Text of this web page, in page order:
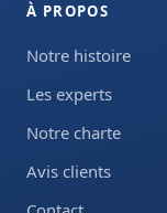
À PROPOS
Notre histoire
Les experts
Notre charte
Avis clients